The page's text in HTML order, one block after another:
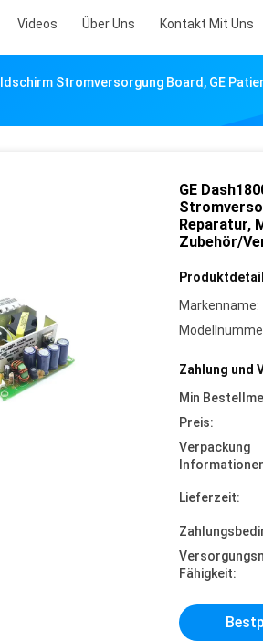
Videos Über Uns Kontakt Mit Uns
Stromversorgung Board, GE
GE
Reparatur,
Zubehör/
Markenname:
Zahlung und
Min
Preis:
Verpackung
Lieferzeit:
Fähigkeit: